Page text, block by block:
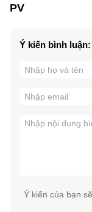
PV
Ý kiến bình luận:
Ý kiến của bạn